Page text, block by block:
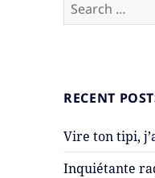
for:
RECENT
Vire ton tipi,
Inquiétante